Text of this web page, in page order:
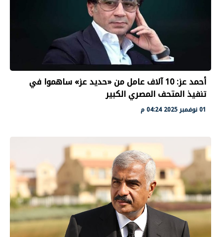
أحمد عز: 10 آلاف عامل من «حديد عز» ساهموا في
تنفيذ المتحف المصري الكبير
01 نوفمبر 2025 04:24 م